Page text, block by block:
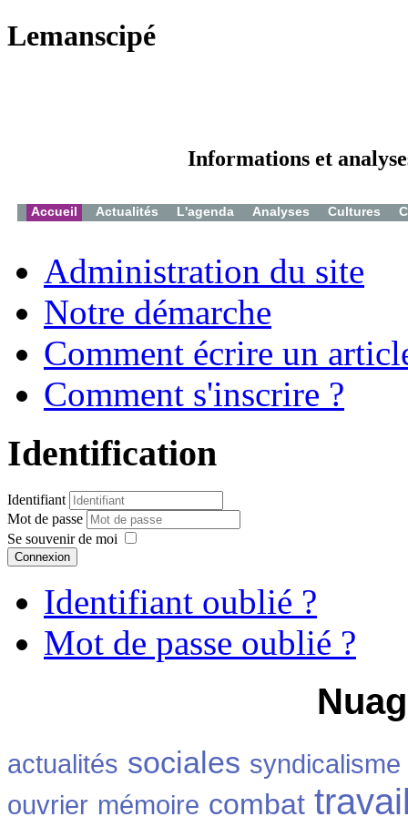
Lemanscipé
Informations et
Accueil Actualités L'agenda Analyses Cultures
Administration du site
Notre démarche
Comment écrire un
Comment s'inscrire ?
Identification
Identifiant
Mot de passe
Se souvenir de moi
Connexion
Identifiant oublié ?
Mot de passe oublié ?
actualités sociales syndicalisme
ouvrier mémoire combat